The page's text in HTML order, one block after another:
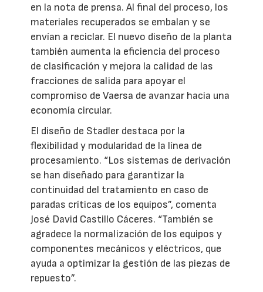
en la nota de prensa. Al final del proceso, los
materiales recuperados se embalan y se
envían a reciclar. El nuevo diseño de la planta
también aumenta la eficiencia del proceso
de clasificación y mejora la calidad de las
fracciones de salida para apoyar el
compromiso de Vaersa de avanzar hacia una
economía circular.
El diseño de Stadler destaca por la
flexibilidad y modularidad de la línea de
procesamiento. “Los sistemas de derivación
se han diseñado para garantizar la
continuidad del tratamiento en caso de
paradas críticas de los equipos”, comenta
José David Castillo Cáceres. “También se
agradece la normalización de los equipos y
componentes mecánicos y eléctricos, que
ayuda a optimizar la gestión de las piezas de
repuesto”.